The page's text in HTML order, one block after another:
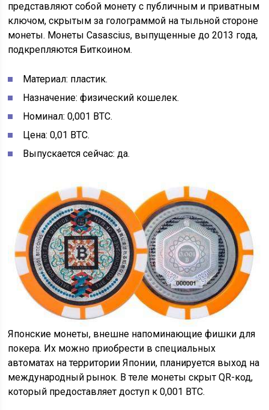
представляют собой монету с публичным и приватным
ключом, скрытым за голограммой на тыльной стороне
монеты. Монеты Casascius, выпущенные до 2013 года,
подкрепляются Биткоином.
Материал: пластик.
Назначение: физический кошелек.
Номинал: 0,001 ВТС.
Цена: 0,01 ВТС.
Выпускается сейчас: да.
Японские монеты, внешне напоминающие фишки для
покера. Их можно приобрести в специальных
автоматах на территории Японии, планируется выход на
международный рынок. В теле монеты скрыт QR-код,
который предоставляет доступ к 0,001 ВТС.